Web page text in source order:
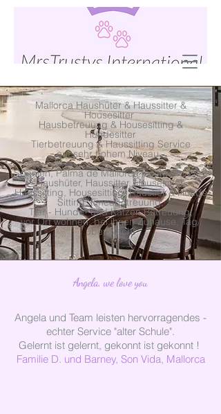
Mallorca Haushüter & Haussitter &
Housesitter
Hausbetreuung & Housesitting &
Hundesitter
Tierbetreuung & Haussitting Service
auf sehr hohem Niveau
Spanien, Palma de Mallorca inselweit ! 24/7
Haushüter, Haussitter, Housesitter,
Haussitting, Housesitting, Haustier & Hunde
Sitting, Fincabetreuung,
Tier - Hunde- und Katzen Betreuung,
vor Ort wohnen, bei ihnen Zuhause, Tag/
über Nacht
Angela, we love you
Angela und Team leisten hervorragendes -
echter Service "alter Schule".
Gelernt ist gelernt, gekonnt ist gekonnt !
Familie D. und Barney, Son Vida, Mallorca